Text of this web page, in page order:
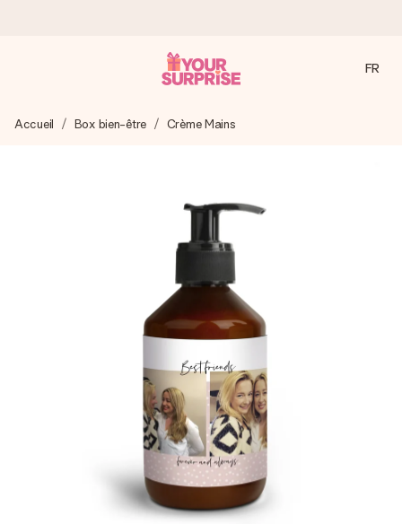
Nous préparons votre cadeau avec attention et l’envoyons
4,9 (sur la base de +15 000 avis)
Nos cadeaux sont appréciés. Les clients nous attribuent
une note de 4,9 sur Google Reviews (total de tous les
pays où nous sommes présents).
Carte de vœux gratuite
Créez quelque chose d’unique en quelques étapes – avec
son prénom, votre photo ou un message qui touche le cœur.
Sans complications, juste tout l’amour pour le moment idéal.
FR
Accueil Box bien-être Crème Mains